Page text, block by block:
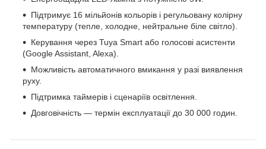
Підтримує 16 мільйонів кольорів і регульовану колірну
температуру (тепле, холодне, нейтральне біле світло).
Керування через Tuya Smart або голосові асистенти
(Google Assistant, Alexa).
Можливість автоматичного вмикання у разі виявлення
руху.
Підтримка таймерів і сценаріїв освітлення.
Довговічність — термін експлуатації до 30 000 годин.